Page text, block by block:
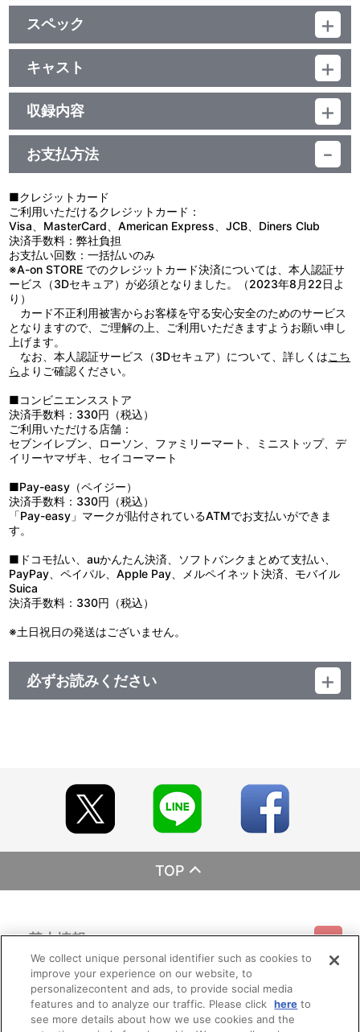
初回生産分限定特典
「THE IDOLM@STER MILLION BATTLE OF THE@TER OP 01
02」連動購入特典 購入者限定イベントへの応募券封入
他、仕様
描き下ろしイラストジャケット
スペック
品番：LACM-24712
ジャンル：ゲーム音楽
シングル
／29分
キャスト
百瀬莉緒(CV.山口立花子)/宮尾美也(CV.桐谷蝶々)/星井美希(CV.長
谷川明子)/ジュリア(CV.愛美)
収録内容
お支払方法
■クレジットカード
ご利用いただけるクレジットカード：
Visa、MasterCard、American Express、JCB、Diners Club
決済手数料：弊社負担
お支払い回数：一括払いのみ
※A-on STORE でのクレジットカード決済については、本人認証サ
ービス（3Dセキュア）が必須となりました。（2023年8月22日よ
り）
カード不正利用被害からお客様を守る安心安全のためのサービス
となりますので、ご理解の上、ご利用いただきますようお願い申し
上げます。
なお、本人認証サービス（3Dセキュア）について、詳しくはこち
ら よりご確認ください。
■コンビニエンスストア
決済手数料：330円（税込）
ご利用いただける店舗：
セブンイレブン、ローソン、ファミリーマート、ミニストップ、デ
イリーヤマザキ、セイコーマート
■Pay-easy（ペイジー）
決済手数料：330円（税込）
「Pay-easy」マークが貼付されているATMでお支払いができま
す。
■ドコモ払い、auかんたん決済、ソフトバンクまとめて支払い、
PayPay、ペイパル、Apple Pay、メルペイネット決済、モバイル
Suica
決済手数料：330円（税込）
※土日祝日の発送はございません。
必ずお読みください
TOP
基本情報
利用規約 特定商取引法に基づく表示 プライバシーポリシー
ご利用情報
会員メニュー
We collect unique personal identifier such as cookies to
improve your experience on our website, to
personalizecontent and ads, to provide social media
features and to analyze our traffic. Please click here to
see more details about how we use cookies and the